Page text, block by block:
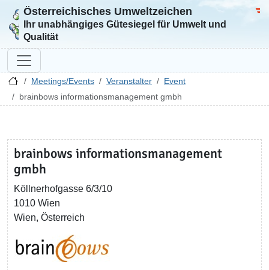
Zur Startseite
Österreichisches Umweltzeichen
Ihr unabhängiges Gütesiegel für Umwelt und
Qualität
Meetings/Events Veranstalter
Event
brainbows informationsmanagement gmbh
brainbows informationsmanagement
gmbh
Köllnerhofgasse 6/3/10
1010 Wien
Wien, Österreich